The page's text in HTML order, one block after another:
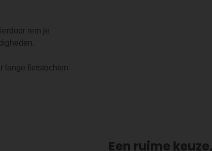
rem je
lange fietstochten
Een ruime